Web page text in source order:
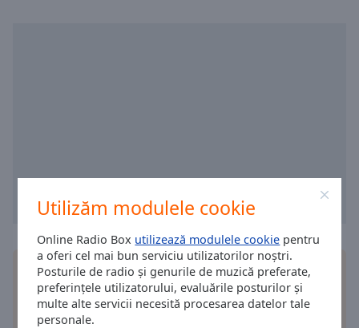
Utilizăm modulele cookie
Online Radio Box utilizează modulele cookie pentru
a oferi cel mai bun serviciu utilizatorilor noștri.
Posturile de radio și genurile de muzică preferate,
preferințele utilizatorului, evaluările posturilor și
multe alte servicii necesită procesarea datelor tale
personale.
Family
Instalează aplicația gratuită Online Radio Box
aplicație pe smartphone-ul tău și ascultă-ți online
posturile de radio preferate - oriunde te-ai afla!